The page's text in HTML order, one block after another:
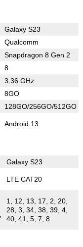
Galaxy S23
Qualcomm
Snapdragon 8 Gen 2
8
3.36 GHz
8GO
128GO/256GO/512GO
Android 13
Galaxy S23
LTE CAT20
1, 12, 13, 17, 2, 20,
28, 3, 34, 38, 39, 4,
40, 41, 5, 7, 8